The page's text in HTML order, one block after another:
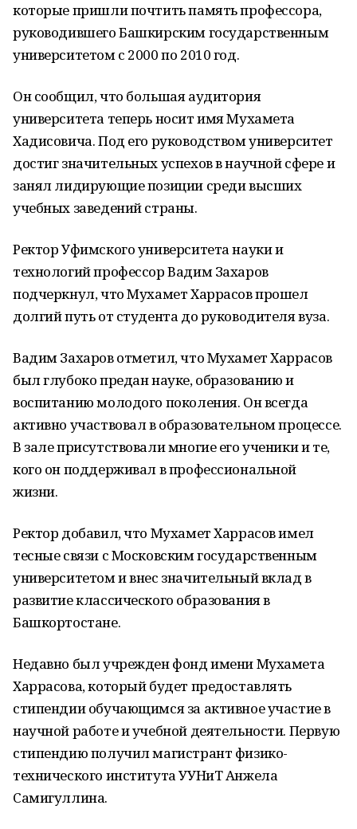
которые пришли почтить память профессора,
руководившего Башкирским государственным
университетом с 2000 по 2010 год.
Он сообщил, что большая аудитория
университета теперь носит имя Мухамета
Хадисовича. Под его руководством университет
достиг значительных успехов в научной сфере и
занял лидирующие позиции среди высших
учебных заведений страны.
Ректор Уфимского университета науки и
технологий профессор Вадим Захаров
подчеркнул, что Мухамет Харрасов прошел
долгий путь от студента до руководителя вуза.
Вадим Захаров отметил, что Мухамет Харрасов
был глубоко предан науке, образованию и
воспитанию молодого поколения. Он всегда
активно участвовал в образовательном процессе.
В зале присутствовали многие его ученики и те,
кого он поддерживал в профессиональной
жизни.
Ректор добавил, что Мухамет Харрасов имел
тесные связи с Московским государственным
университетом и внес значительный вклад в
развитие классического образования в
Башкортостане.
Недавно был учрежден фонд имени Мухамета
Харрасова, который будет предоставлять
стипендии обучающимся за активное участие в
научной работе и учебной деятельности. Первую
стипендию получил магистрант физико-
технического института УУНиТ Анжела
Самигуллина.